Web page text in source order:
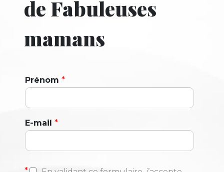
de Fabuleuses
mamans
Prénom *
E-mail *